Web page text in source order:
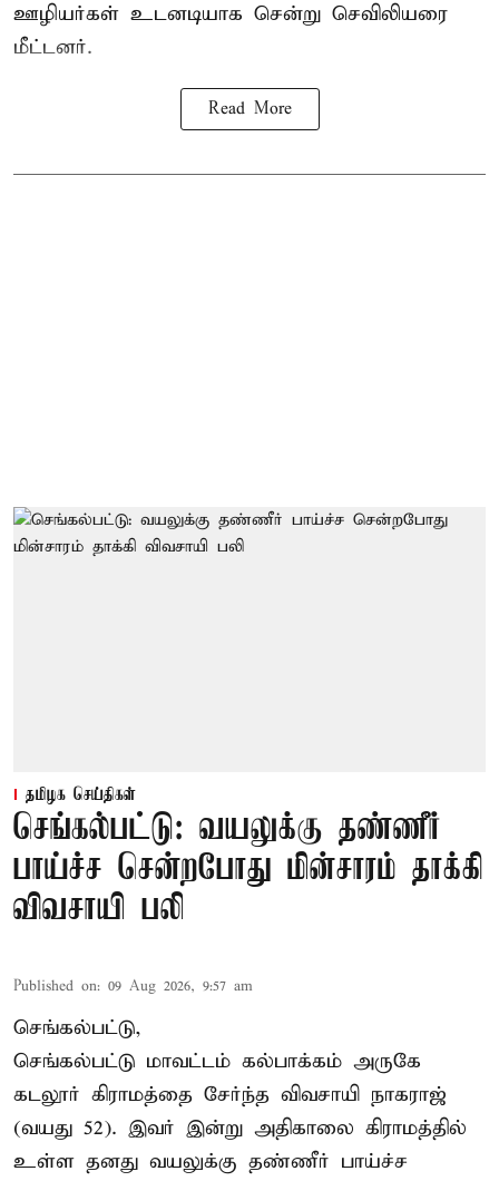
ஊழியர்கள் உடனடியாக சென்று செவிலியரை
மீட்டனர்.
Read More
தமிழக செய்திகள்
செங்கல்பட்டு: வயலுக்கு தண்ணீர்
பாய்ச்ச சென்றபோது மின்சாரம் தாக்கி
விவசாயி பலி
Published on: 09 Aug 2026, 9:57 am
செங்கல்பட்டு,
செங்கல்பட்டு மாவட்டம் கல்பாக்கம் அருகே
கடலூர் கிராமத்தை சேர்ந்த விவசாயி நாகராஜ்
(வயது 52). இவர் இன்று அதிகாலை கிராமத்தில்
உள்ள தனது வயலுக்கு தண்ணீர் பாய்ச்ச